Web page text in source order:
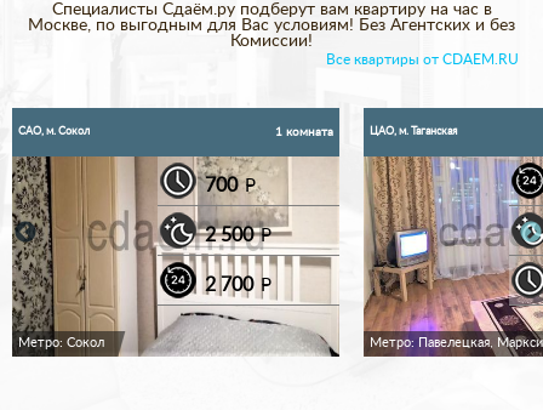
Специалисты Сдаём.ру подберут вам квартиру на час в
Москве, по выгодным для Вас условиям! Без Агентских и без
Комиссии!
Все квартиры от CDAEM.RU
САО, м. Сокол 1 комната
700P
2 500P
2 700 P
Метро: Сокол
ЦАО, м. Таганская
Метро: Павелецкая,